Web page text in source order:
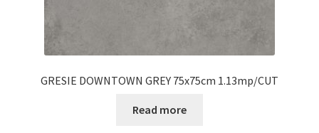
GRESIE DOWNTOWN GREY 75x75cm 1.13mp/CUT
Read more